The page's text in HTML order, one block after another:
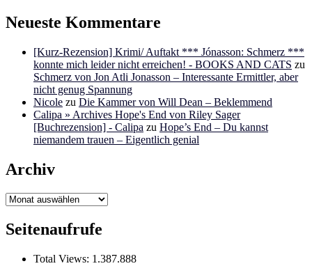
Neueste Kommentare
[Kurz-Rezension] Krimi/ Auftakt *** Jónasson: Schmerz ***
konnte mich leider nicht erreichen! - BOOKS AND CATS zu
Schmerz von Jon Atli Jonasson – Interessante Ermittler, aber
nicht genug Spannung
Nicole zu Die Kammer von Will Dean – Beklemmend
Calipa » Archives Hope's End von Riley Sager
[Buchrezension] - Calipa zu Hope’s End – Du kannst
niemandem trauen – Eigentlich genial
Archiv
Archiv
Seitenaufrufe
Total Views: 1.387.888